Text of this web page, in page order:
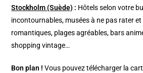
Stockholm (Suède) : Hôtels selon votre
incontournables, musées à ne pas rater
romantiques, plages agréables, bars
shopping vintage…
Bon plan ! Vous pouvez télécharger la